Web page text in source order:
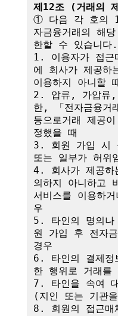
제12조 (거래의
① 다음 각 호의 1
자금융거래의 해
한할 수 있습니다.
1. 이용자가 접근
에 회사가 제공하
이용하지 아니할
2. 압류, 가압류,
한, 「전자금융거
등으로거래 제공
정했을 때
3. 회원 가입 시
또는 일부가 허위
4. 회사가 제공하
의하지 아니하고
서비스를 이용하
우
5. 타인의 명의나
원 가입 후 전자금
경우
6. 타인의 결제정
한 행위로 거래를
7. 타인을 속여
(지인 또는 기관
8. 회원의 접근매